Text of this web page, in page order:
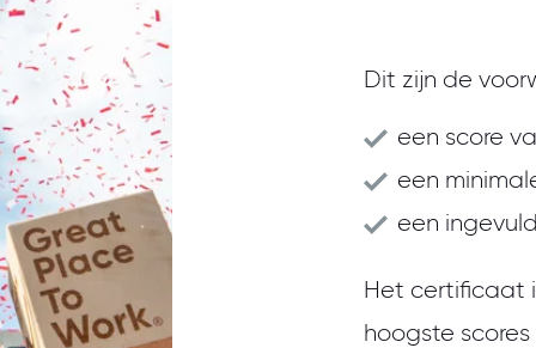
Dit zijn de
een score
een
een
Het certificaat
hoogste